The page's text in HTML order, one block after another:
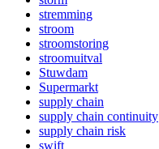
stremming
stroom
stroomstoring
stroomuitval
Stuwdam
Supermarkt
supply chain
supply chain continuity
supply chain risk
swift